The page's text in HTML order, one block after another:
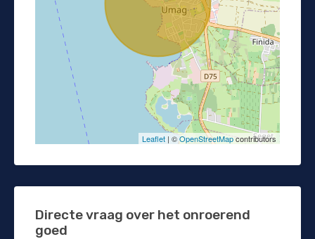
Leaflet | ©OpenStreetMapcontributors
Directe vraag over het onroerend
goed